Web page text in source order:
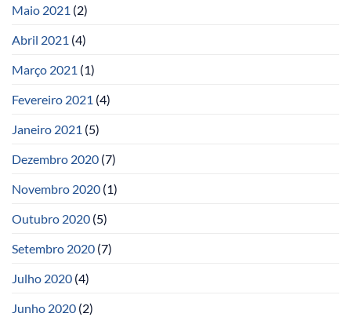
Maio 2021 (2)
Abril 2021 (4)
Março 2021 (1)
Fevereiro 2021 (4)
Janeiro 2021 (5)
Dezembro 2020 (7)
Novembro 2020 (1)
Outubro 2020 (5)
Setembro 2020 (7)
Julho 2020 (4)
Junho 2020 (2)